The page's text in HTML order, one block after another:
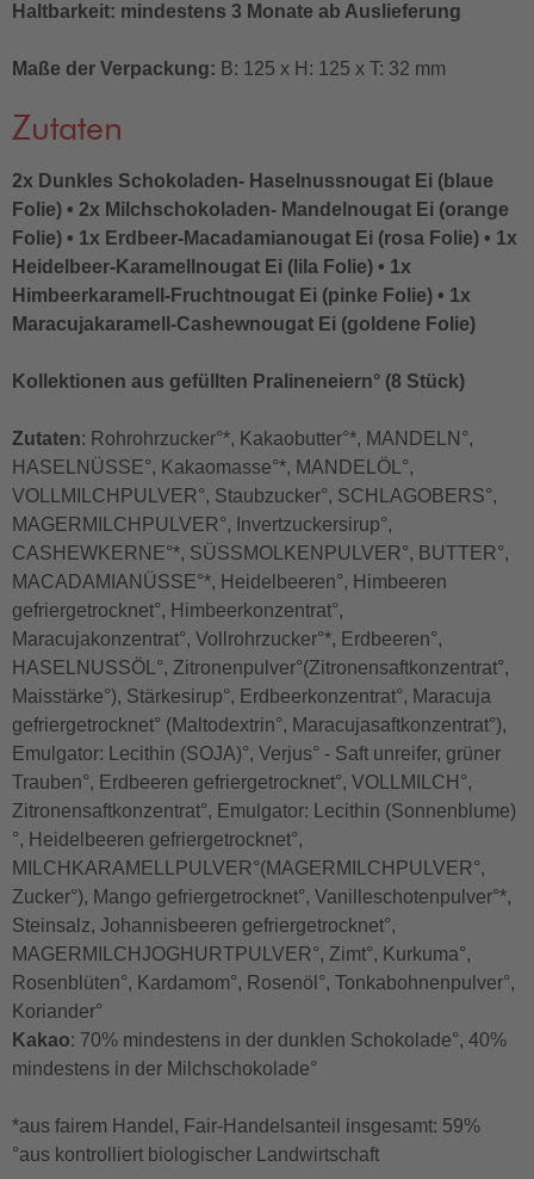
Haltbarkeit: mindestens 3 Monate ab Auslieferung
Maße der Verpackung: B: 125 x H: 125 x T: 32 mm
Zutaten
2x Dunkles Schokoladen- Haselnussnougat Ei (blaue
Folie) • 2x Milchschokoladen- Mandelnougat Ei (orange
Folie) • 1x Erdbeer-Macadamianougat Ei (rosa Folie) • 1x
Heidelbeer-Karamellnougat Ei (lila Folie) • 1x
Himbeerkaramell-Fruchtnougat Ei (pinke Folie) • 1x
Maracujakaramell-Cashewnougat Ei (goldene Folie)
Kollektionen aus gefüllten Pralineneiern° (8 Stück)
Zutaten: Rohrohrzucker°*, Kakaobutter°*, MANDELN°,
HASELNÜSSE°, Kakaomasse°*, MANDELÖL°,
VOLLMILCHPULVER°, Staubzucker°, SCHLAGOBERS°,
MAGERMILCHPULVER°, Invertzuckersirup°,
CASHEWKERNE°*, SÜSSMOLKENPULVER°, BUTTER°,
MACADAMIANÜSSE°*, Heidelbeeren°, Himbeeren
gefriergetrocknet°, Himbeerkonzentrat°,
Maracujakonzentrat°, Vollrohrzucker°*, Erdbeeren°,
HASELNUSSÖL°, Zitronenpulver°(Zitronensaftkonzentrat°,
Maisstärke°), Stärkesirup°, Erdbeerkonzentrat°, Maracuja
gefriergetrocknet° (Maltodextrin°, Maracujasaftkonzentrat°),
Emulgator: Lecithin (SOJA)°, Verjus° - Saft unreifer, grüner
Trauben°, Erdbeeren gefriergetrocknet°, VOLLMILCH°,
Zitronensaftkonzentrat°, Emulgator: Lecithin (Sonnenblume)
°, Heidelbeeren gefriergetrocknet°,
MILCHKARAMELLPULVER°(MAGERMILCHPULVER°,
Zucker°), Mango gefriergetrocknet°, Vanilleschotenpulver°*,
Steinsalz, Johannisbeeren gefriergetrocknet°,
MAGERMILCHJOGHURTPULVER°, Zimt°, Kurkuma°,
Rosenblüten°, Kardamom°, Rosenöl°, Tonkabohnenpulver°,
Koriander°
Kakao: 70% mindestens in der dunklen Schokolade°, 40%
mindestens in der Milchschokolade°
*aus fairem Handel, Fair-Handelsanteil insgesamt: 59%
°aus kontrolliert biologischer Landwirtschaft